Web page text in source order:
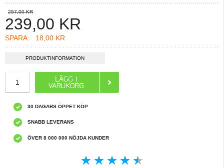
257,00 KR
239,00 KR
SPARA: 18,00 KR
PRODUKTINFORMATION
30 DAGARS ÖPPET KÖP
SNABB LEVERANS
ÖVER 8 000 000 NÖJDA KUNDER